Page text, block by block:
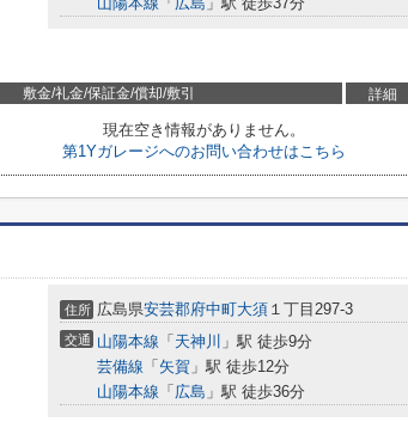
敷金/礼金/保証金/償却/敷引 詳細
現在空き情報がありません。
第1Yガレージへのお問い合わせはこちら
住所 広島県安芸郡府中町大須 １丁目297-3
交通 山陽本線 「 天神川 」駅 徒歩9分
芸備線 「 矢賀 」駅 徒歩12分
山陽本線 「 広島 」駅 徒歩36分